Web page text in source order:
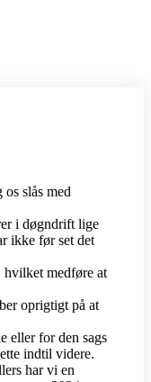
slås med
i døgndrift lige
ikke før set det
medføre at
oprigtigt på at
eller for den sags
indtil videre.
har vi en